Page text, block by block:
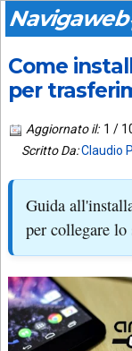
HOME
SIAMO
SUPPORTO
CONTATTA
PIÙ
LETTI
ULTIMI
POST
SEGUICI
SU:
APP
ANDROID
EMAIL
TIKTOK
FACEBOOK
YOUTUBE
Come
per
Aggiornato il: 1 /
Scritto Da:Claudio
Guida
per collegare